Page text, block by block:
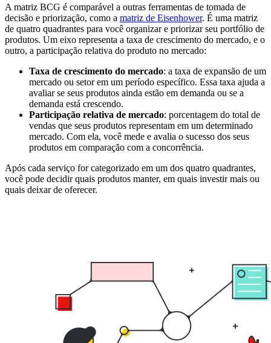
A matriz BCG é comparável a outras ferramentas de tomada de
decisão e priorização, como a matriz de Eisenhower. É uma matriz
de quatro quadrantes para você organizar e priorizar seu portfólio de
produtos. Um eixo representa a taxa de crescimento do mercado, e o
outro, a participação relativa do produto no mercado:
Taxa de crescimento do mercado: a taxa de expansão de um
mercado ou setor em um período específico. Essa taxa ajuda a
avaliar se seus produtos ainda estão em demanda ou se a
demanda está crescendo.
Participação relativa de mercado: porcentagem do total de
vendas que seus produtos representam em um determinado
mercado. Com ela, você mede e avalia o sucesso dos seus
produtos em comparação com a concorrência.
Após cada serviço for categorizado em um dos quatro quadrantes,
você pode decidir quais produtos manter, em quais investir mais ou
quais deixar de oferecer.